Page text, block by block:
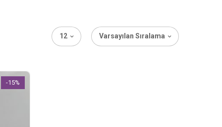
Varsayılan Sıralama
12
-15%